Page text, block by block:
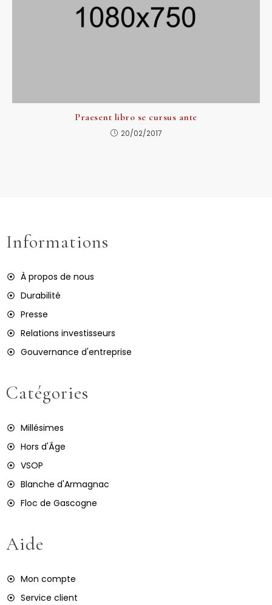
Praesent libro se cursus ante
20/02/2017
Informations
À propos de nous
Durabilité
Presse
Relations investisseurs
Gouvernance d'entreprise
Catégories
Millésimes
Hors d'Âge
VSOP
Blanche d'Armagnac
Floc de Gascogne
Aide
Mon compte
Service client